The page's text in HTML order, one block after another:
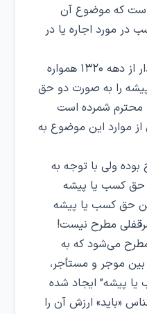
است که موضوع آن
در مورد اجاره یا در
حال آنکه می‌دانیم قانون گذار از دهه ۱۳۲۰ همواره
را به صورت دو حق
محترم شمرده است
موارد این موضوع به
ولی با توجه به
حق کسب یا پیشه
حق کسب یا پیشه
مطرح نیست!
می‌شود که به
موجر و مستأجر،
پیشه” ایجاد شده
«باید» ارزش آن را